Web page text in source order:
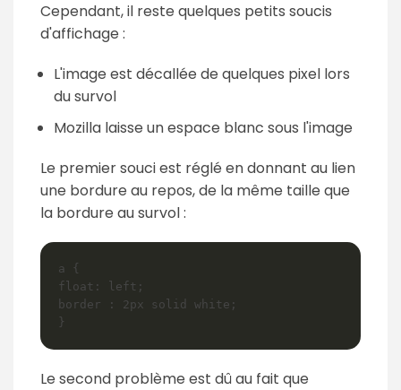
Cependant, il reste quelques petits soucis
d'affichage :
L'image est décallée de quelques pixel lors
du survol
Mozilla laisse un espace blanc sous l'image
Le premier souci est réglé en donnant au lien
une bordure au repos, de la même taille que
la bordure au survol :
a {
float: left;
border : 2px solid white;
Le second problème est dû au fait que